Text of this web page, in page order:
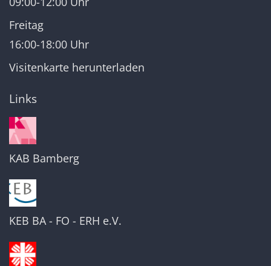
Freitag
16:00-18:00 Uhr
Visitenkarte herunterladen
Links
KAB Bamberg
KEB BA - FO - ERH e.V.